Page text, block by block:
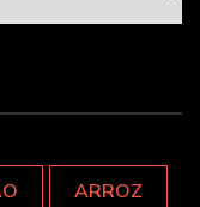
ARROZ